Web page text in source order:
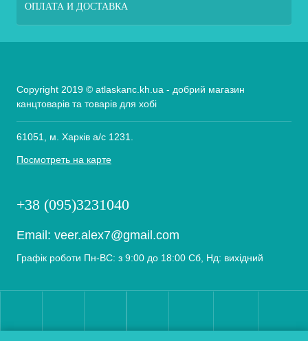
ОПЛАТА И ДОСТАВКА
Copyright 2019 © atlaskanc.kh.ua - добрий магазин
канцтоварів та товарів для хобі
61051, м. Харків а/с 1231.
Посмотреть на карте
+38 (095)3231040
Email: veer.alex7@gmail.com
Графік роботи Пн-ВС: з 9:00 до 18:00 Сб, Нд: вихідний